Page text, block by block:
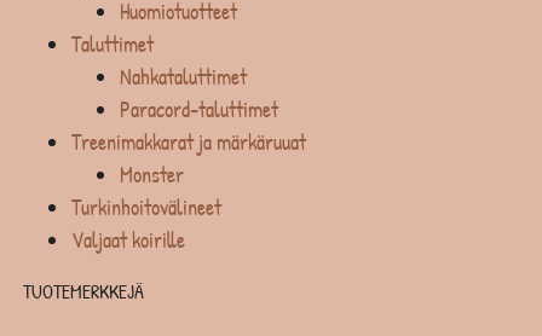
Huomiotuotteet
Taluttimet
Nahkataluttimet
Paracord-taluttimet
Treenimakkarat ja märkäruuat
Monster
Turkinhoitovälineet
Valjaat koirille
TUOTEMERKKEJÄ